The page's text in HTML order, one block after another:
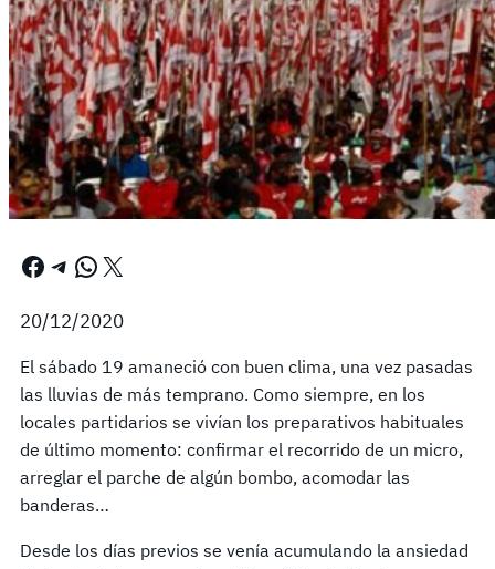
Facebook Telegram WhatsApp X
20/12/2020
El sábado 19 amaneció con buen clima, una vez pasadas
las lluvias de más temprano. Como siempre, en los
locales partidarios se vivían los preparativos habituales
de último momento: confirmar el recorrido de un micro,
arreglar el parche de algún bombo, acomodar las
banderas…
Desde los días previos se venía acumulando la ansiedad